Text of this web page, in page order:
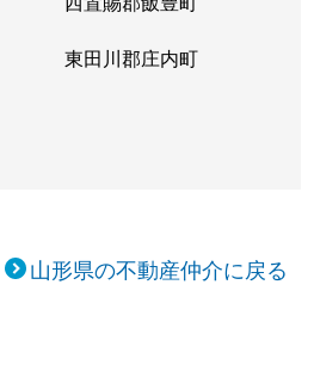
東田川郡庄内町
山形県の不動産仲介に戻る